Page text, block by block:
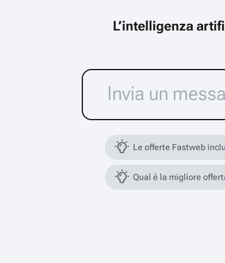
L’intelligenza
Le offerte Fastweb
Qual è la migliore